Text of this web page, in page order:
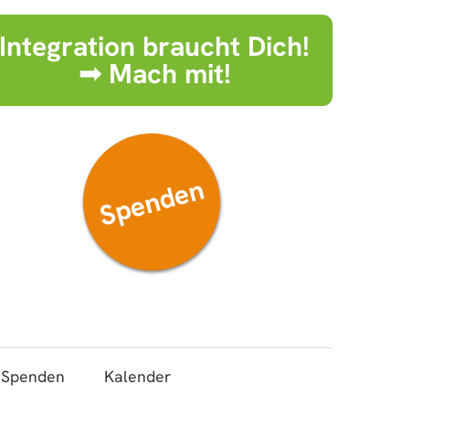
Integration braucht Dich!
➟ Mach mit!
Spenden
Spenden
Kalender